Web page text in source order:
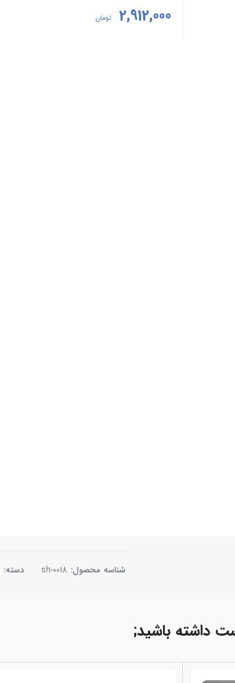
2,912,000 تومان
شناسه محصول: sh-0018 دسته:
داشته باشید;